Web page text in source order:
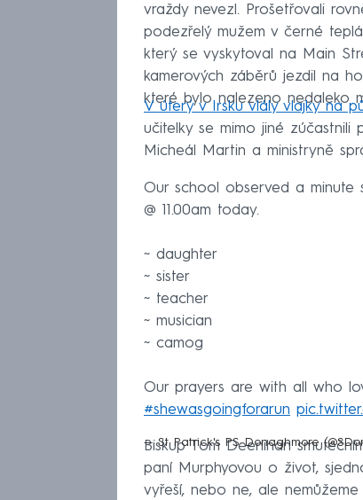
vraždy nevezl. Prošetřovali
podezřelý mužem v černé
který se vyskytoval na Main
kamerových záběrů jezdil na
které bylo nalezeno nedaleko
V úterý v Irsku vlály vlajky na
učitelky se mimo jiné zúčastnili
Micheál Martin a ministryně
Our school observed a minute
@ 11.00am today.
~ daughter
~ sister
~ teacher
~ musician
~ camog
Our prayers are with all who
#shewasgoingforarun
— St Patrick's PS Donaghmore
Biskup Tom Deenihan
paní Murphyovou o život,
vyřeší, nebo ne, ale